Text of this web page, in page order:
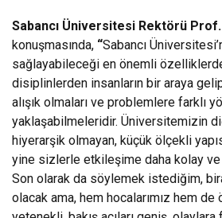
Sabancı Üniversitesi Rektörü
konuşmasında, “Sabancı
sağlayabileceği en önemli
disiplinlerden insanların bir araya
alışık olmaları ve problemlere farklı
yaklaşabilmeleridir. Üniversitemizin
hiyerarşik olmayan, küçük ölçekli
yine sizlerle etkileşime daha kolay ve
Son olarak da söylemek istediğim,
olacak ama, hem hocalarımız hem